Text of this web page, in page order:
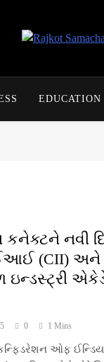
EDUCATION
કનેક્ટને નવી
(CII)
ઇન્ડસ્ટ્રી
0 1 Mins
ઓફ